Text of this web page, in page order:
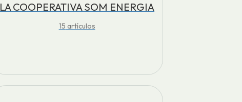
LA COOPERATIVA SOM ENERGIA
15 artículos